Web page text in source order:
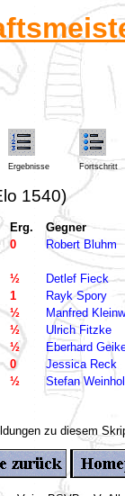
Ergebnisse Fortschritt
1540)
Erg. Gegner
0 Robert Bluhm
½ Detlef Fieck
1 Rayk Spory
½ Manfred
½ Ulrich Fitzke
½ Eberhard
0 Jessica Reck
½ Stefan
zu diesem